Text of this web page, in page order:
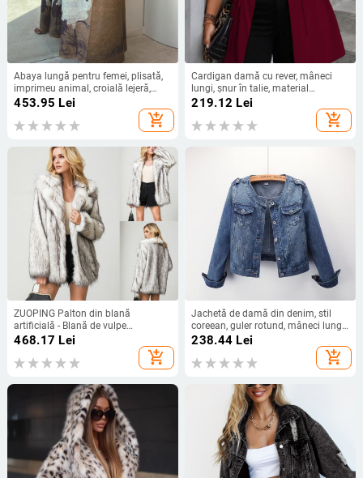
Abaya lungă pentru femei, plisată,
imprimeu animal, croială lejeră,
poliester, lungime extinsă
453.95 Lei
add_shopping_cart
Cardigan damă cu rever, mâneci
lungi, șnur în talie, material
poliester-elastan, lungime lungă
219.12 Lei
add_shopping_cart
ZUOPING Palton din blană
artificială - Blană de vulpe
artificială, lungime medie, mâneci
lungi, guler de tip sacou, stil urban
468.17 Lei
add_shopping_cart
Jachetă de damă din denim, stil
coreean, guler rotund, mâneci lungi,
croială slim, lungime 50–65 cm,
238.44 Lei
add_shopping_cart